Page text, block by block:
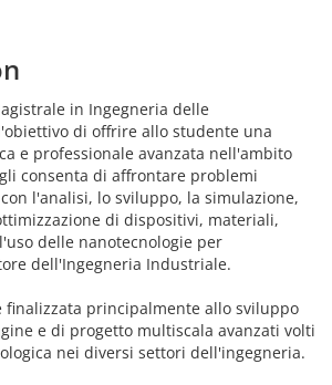
in Ingegneria delle
di offrire allo studente una
e professionale avanzata nell'ambito
consenta di affrontare problemi
l'analisi, lo sviluppo, la simulazione,
di dispositivi, materiali,
delle nanotecnologie per
dell'Ingegneria Industriale.
finalizzata principalmente allo sviluppo
e di progetto multiscala avanzati volti
nei diversi settori dell'ingegneria.